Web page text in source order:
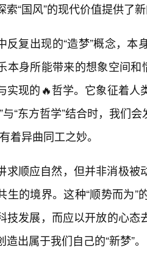
索“国风”的现代价值提供了
反复出现的“造梦”概念，
本身所能带来的想象空间
实现的🔥哲学。它象征着
与“东方哲学”结合时，我们
着异曲同工之妙。
求顺应自然，但并非消极
生的境界。这种“顺势而为
技发展，而应以开放的心
造出属于我们自己的“新梦”。